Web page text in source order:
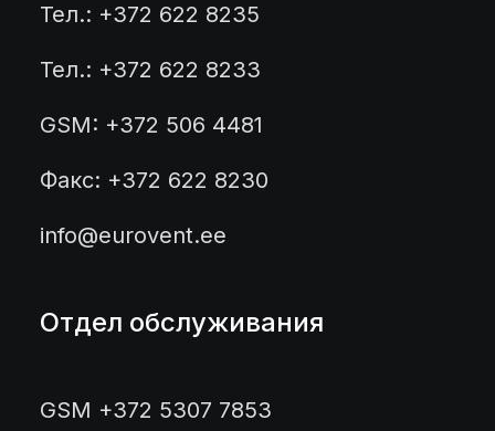
Тел.: +372 622 8235
Тел.: +372 622 8233
GSM: +372 506 4481
Факс: +372 622 8230
info@eurovent.ee
Отдел обслуживания
GSM +372 5307 7853